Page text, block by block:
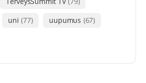
uni (77) uupumus (67)